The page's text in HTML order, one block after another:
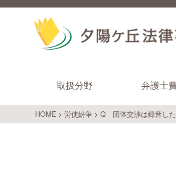
取扱分野 弁護士
HOME > 労使紛争 > Q 団体交渉は録音した